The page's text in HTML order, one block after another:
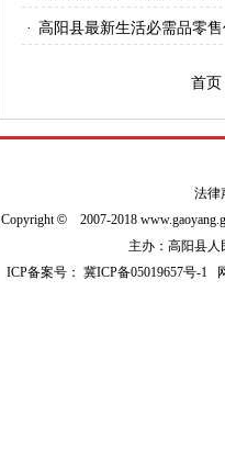
· 高阳县最新生活必需品零
首
法律
Copyright© 2007-2018
主办：高阳县人
ICP备案号：冀ICP备05019657号-1